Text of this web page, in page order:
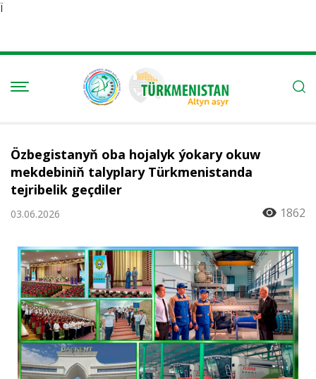
Ï
Özbegistanyň oba hojalyk ýokary okuw
mekdebiniň talyplary Türkmenistanda
tejribelik geçdiler
03.06.2026 1862